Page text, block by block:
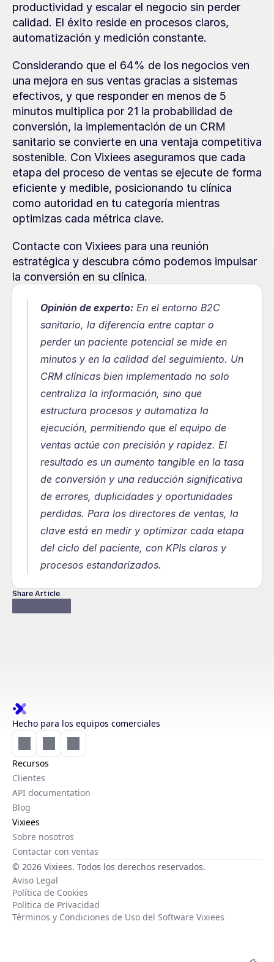
productividad y escalar el negocio sin perder
calidad. El éxito reside en procesos claros,
automatización y medición constante.
Considerando que el 64% de los negocios ven
una mejora en sus ventas gracias a sistemas
efectivos, y que responder en menos de 5
minutos multiplica por 21 la probabilidad de
conversión, la implementación de un CRM
sanitario se convierte en una ventaja competitiva
sostenible. Con Vixiees aseguramos que cada
etapa del proceso de ventas se ejecute de forma
eficiente y medible, posicionando tu clínica
como autoridad en tu categoría mientras
optimizas cada métrica clave.
Contacte con Vixiees para una reunión
estratégica y descubra cómo podemos impulsar
la conversión en su clínica.
Opinión de experto: En el entorno B2C
sanitario, la diferencia entre captar o
perder un paciente potencial se mide en
minutos y en la calidad del seguimiento. Un
CRM clínicas bien implementado no solo
centraliza la información, sino que
estructura procesos y automatiza la
ejecución, permitiendo que el equipo de
ventas actúe con precisión y rapidez. El
resultado es un aumento tangible en la tasa
de conversión y una reducción significativa
de errores, duplicidades y oportunidades
perdidas. Para los directores de ventas, la
clave está en medir y optimizar cada etapa
del ciclo del paciente, con KPIs claros y
procesos estandarizados.
Share Article
Hecho para los equipos comerciales
Recursos
Clientes
API documentation
Blog
Vixiees
Sobre nosotros
Contactar con ventas
© 2026 Vixiees. Todos los derechos reservados.
Aviso Legal
Política de Cookies
Política de Privacidad
Términos y Condiciones de Uso del Software Vixiees